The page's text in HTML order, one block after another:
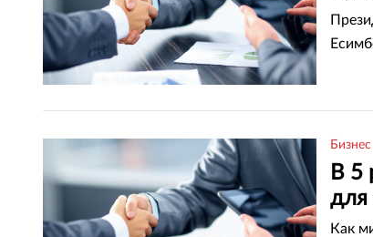
Бизнес
В 5
для
Как